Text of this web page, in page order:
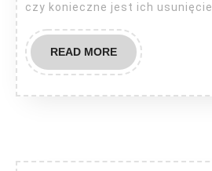
czy konieczne jest ich usunięcie.
READ MOREREAD
MORE